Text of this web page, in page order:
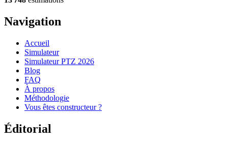
Navigation
Accueil
Simulateur
Simulateur PTZ 2026
Blog
FAQ
À propos
Méthodologie
Vous êtes constructeur ?
Éditorial